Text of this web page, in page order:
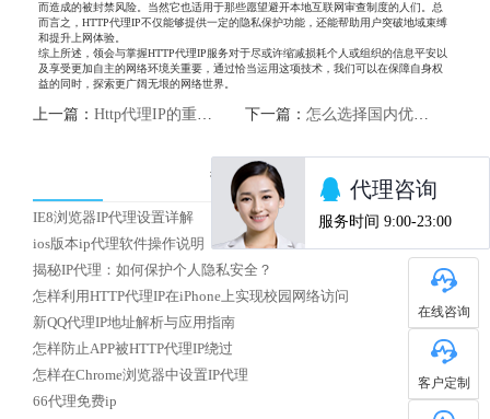
而造成的被封禁风险。当然它也适用于那些愿望避开本地互联网审查制度的人们。总
而言之，HTTP代理IP不仅能够提供一定的隐私保护功能，还能帮助用户突破地域束缚
和提升上网体验。
综上所述，领会与掌握HTTP代理IP服务对于尽或许缩减损耗个人或组织的信息平安以
及享受更加自主的网络环境关重要，通过恰当运用这项技术，我们可以在保障自身权
益的同时，探索更广阔无垠的网络世界。
上一篇： Http代理IP的重要性与应用领域 下一篇： 怎么选择国内优质HTTP代理IP
热门文章
IE8浏览器IP代理设置详解
ios版本ip代理软件操作说明
揭秘IP代理：如何保护个人隐私安全？
怎样利用HTTP代理IP在iPhone上实现校园网络访问
新QQ代理IP地址解析与应用指南
怎样防止APP被HTTP代理IP绕过
怎样在Chrome浏览器中设置IP代理
66代理免费ip
在线咨询
客户定制